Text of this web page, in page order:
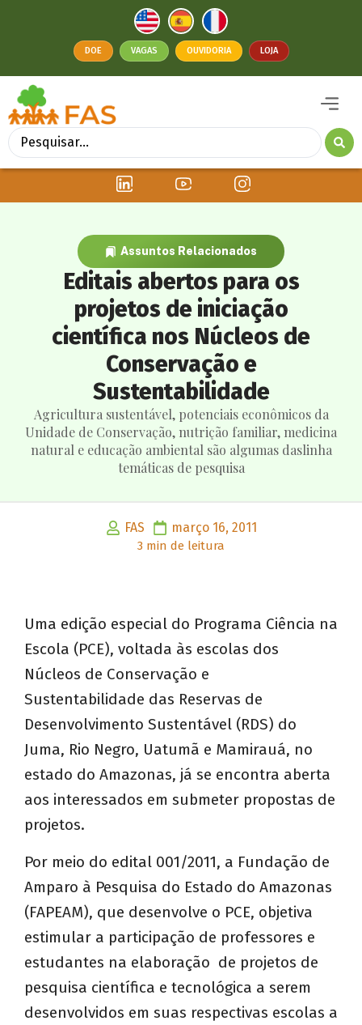
DOE VAGAS OUVIDORIA LOJA
Assuntos Relacionados
Editais abertos para os
projetos de iniciação
científica nos Núcleos de
Conservação e
Sustentabilidade
Agricultura sustentável, potenciais econômicos da
Unidade de Conservação, nutrição familiar, medicina
natural e educação ambiental são algumas daslinha
temáticas de pesquisa
FAS março 16, 2011
3 min de leitura
Uma edição especial do Programa Ciência na
Escola (PCE), voltada às escolas dos
Núcleos de Conservação e
Sustentabilidade das Reservas de
Desenvolvimento Sustentável (RDS) do
Juma, Rio Negro, Uatumã e Mamirauá, no
estado do Amazonas, já se encontra aberta
aos interessados em submeter propostas de
projetos.
Por meio do edital 001/2011, a Fundação de
Amparo à Pesquisa do Estado do Amazonas
(FAPEAM), que desenvolve o PCE, objetiva
estimular a participação de professores e
estudantes na elaboração de projetos de
pesquisa científica e tecnológica a serem
desenvolvidos em suas respectivas escolas a